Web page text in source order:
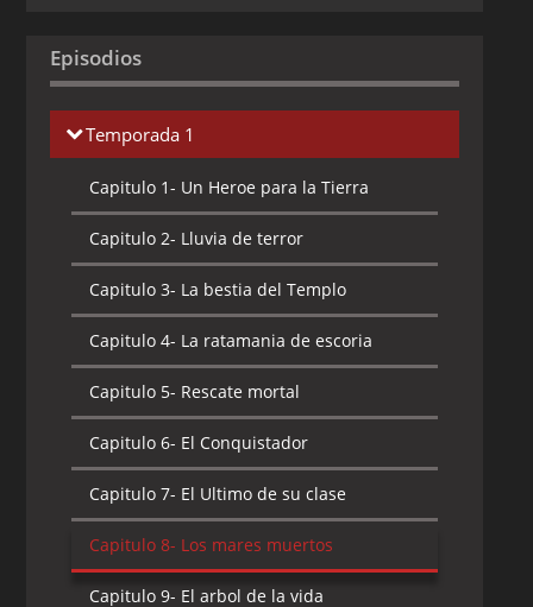
Episodios
Temporada 1
Capitulo 1- Un Heroe para la Tierra
Capitulo 2- Lluvia de terror
Capitulo 3- La bestia del Templo
Capitulo 4- La ratamania de escoria
Capitulo 5- Rescate mortal
Capitulo 6- El Conquistador
Capitulo 7- El Ultimo de su clase
Capitulo 8- Los mares muertos
Capitulo 9- El arbol de la vida